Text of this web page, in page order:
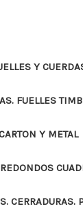
Y
FUELLES
Y METAL
CERRADURAS.